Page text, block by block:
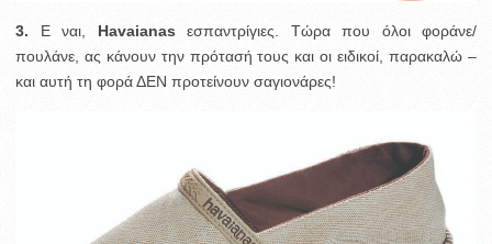
3. Ε ναι, Havaianasεσπαντρίγιες. Τώρα που όλοι φοράνε/
πουλάνε, ας κάνουν την πρότασή τους και οι ειδικοί, παρακαλώ –
και αυτή τη φορά ΔΕΝ προτείνουν σαγιονάρες!